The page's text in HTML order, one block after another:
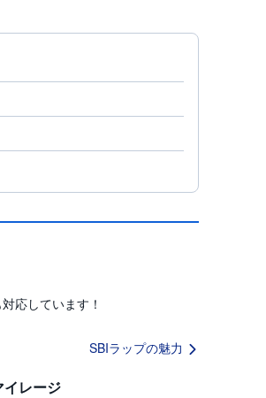
応しています！
SBIラップの魅力
レージ